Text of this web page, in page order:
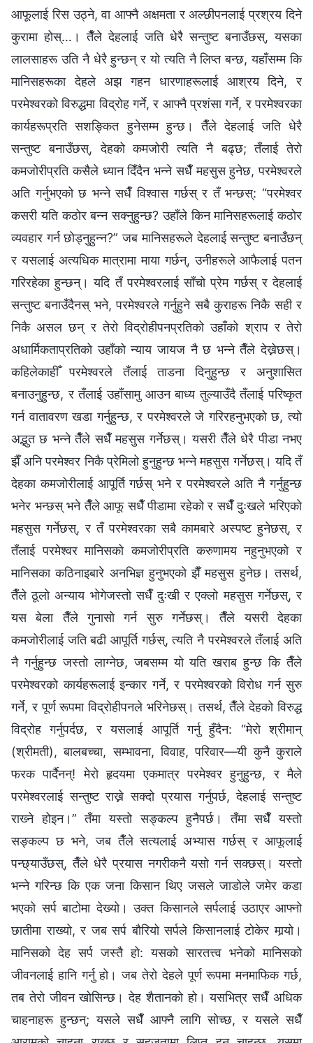
आफूलाई रिस उठ्ने, वा आफ्नै अक्षमता र अल्छीपनलाई प्रश्रय दिने
कुरामा होस्…। तैँले देहलाई जति धेरै सन्तुष्ट बनाउँछस्, यसका
लालसाहरू उति नै धेरै हुन्छन् र यो त्यति नै लिप्त बन्छ, यहाँसम्‍म कि
मानिसहरूका देहले अझ गहन धारणाहरूलाई आश्रय दिने, र
परमेश्‍वरको विरुद्धमा विद्रोह गर्ने, र आफ्नै प्रशंसा गर्ने, र परमेश्‍वरका
कार्यहरूप्रति सशङ्कित हुनेसम्‍म हुन्छ। तैँले देहलाई जति धेरै
सन्तुष्ट बनाउँछस्, देहको कमजोरी त्यति नै बढ्छ; तँलाई तेरो
कमजोरीप्रति कसैले ध्यान दिँदैन भन्‍ने सधैँ महसुस हुनेछ, परमेश्‍वरले
अति गर्नुभएको छ भन्‍ने सधैँ विश्‍वास गर्छस् र तँ भन्छस्: “परमेश्‍वर
कसरी यति कठोर बन्न सक्नुहुन्छ? उहाँले किन मानिसहरूलाई कठोर
व्यवहार गर्न छोड्नुहुन्न?” जब मानिसहरूले देहलाई सन्तुष्ट बनाउँछन्
र यसलाई अत्यधिक मात्रामा माया गर्छन्, उनीहरूले आफैलाई पतन
गरिरहेका हुन्छन्। यदि तँ परमेश्‍वरलाई साँचो प्रेम गर्छस् र देहलाई
सन्तुष्ट बनाउँदैनस् भने, परमेश्‍वरले गर्नुहुने सबै कुराहरू निकै सही र
निकै असल छन् र तेरो विद्रोहीपनप्रतिको उहाँको श्राप र तेरो
अधार्मिकताप्रतिको उहाँको न्याय जायज नै छ भन्ने तैँले देख्नेछस्।
कहिलेकाहीँ परमेश्‍वरले तँलाई ताडना दिनुहुन्छ र अनुशासित
बनाउनुहुन्छ, र तँलाई उहाँसामु आउन बाध्य तुल्याउँदै तँलाई परिष्कृत
गर्न वातावरण खडा गर्नुहुन्छ, र परमेश्‍वरले जे गरिरहनुभएको छ, त्यो
अद्भुत छ भन्ने तैँले सधैँ महसुस गर्नेछस्। यसरी तैँले धेरै पीडा नभए
झैँ अनि परमेश्‍वर निकै प्रेमिलो हुनुहुन्छ भन्ने महसुस गर्नेछस्। यदि तँ
देहका कमजोरीलाई आपूर्ति गर्छस् भने र परमेश्‍वरले अति नै गर्नुहुन्छ
भनेर भन्छस् भने तैँले आफू सधैँ पीडामा रहेको र सधैँ दुःखले भरिएको
महसुस गर्नेछस्, र तँ परमेश्‍वरका सबै कामबारे अस्पष्ट हुनेछस्, र
तँलाई परमेश्‍वर मानिसको कमजोरीप्रति करुणामय नहुनुभएको र
मानिसका कठिनाइबारे अनभिज्ञ हुनुभएको झैँ महसुस हुनेछ। तसर्थ,
तैँले ठूलो अन्याय भोगेजस्तो सधैँ दुःखी र एक्लो महसुस गर्नेछस्, र
यस बेला तैँले गुनासो गर्न सुरु गर्नेछस्। तैँले यसरी देहका
कमजोरीलाई जति बढी आपूर्ति गर्छस्, त्यति नै परमेश्‍वरले तँलाई अति
नै गर्नुहुन्छ जस्तो लाग्नेछ, जबसम्म यो यति खराब हुन्छ कि तैँले
परमेश्‍वरको कार्यहरूलाई इन्कार गर्ने, र परमेश्‍वरको विरोध गर्न सुरु
गर्ने, र पूर्ण रूपमा विद्रोहीपनले भरिनेछस्। तसर्थ, तैँले देहको विरुद्ध
विद्रोह गर्नुपर्दछ, र यसलाई आपूर्ति गर्नु हुँदैन: “मेरो श्रीमान्
(श्रीमती), बालबच्चा, सम्भावना, विवाह, परिवार—यी कुनै कुराले
फरक पार्दैनन्! मेरो हृदयमा एकमात्र परमेश्‍वर हुनुहुन्छ, र मैले
परमेश्‍वरलाई सन्तुष्ट राख्ने सक्दो प्रयास गर्नुपर्छ, देहलाई सन्तुष्ट
राख्‍ने होइन।” तँमा यस्तो सङ्कल्प हुनैपर्छ। तँमा सधैँ यस्तो
सङ्कल्प छ भने, जब तैँले सत्यलाई अभ्यास गर्छस् र आफूलाई
पन्छ्याउँछस्, तैँले धेरै प्रयास नगरीकनै यसो गर्न सक्छस्। यस्तो
भन्‍ने गरिन्छ कि एक जना किसान थिए जसले जाडोले जमेर कडा
भएको सर्प बाटोमा देख्यो। उक्त किसानले सर्पलाई उठाएर आफ्नो
छातीमा राख्यो, र जब सर्प बौरियो सर्पले किसानलाई टोकेर मार्‍यो।
मानिसको देह सर्प जस्तै हो: यसको सारतत्त्व भनेको मानिसको
जीवनलाई हानि गर्नु हो। जब तेरो देहले पूर्ण रूपमा मनमाफिक गर्छ,
तब तेरो जीवन खोसिन्छ। देह शैतानको हो। यसभित्र सधैँ अधिक
चाहनाहरू हुन्छन्; यसले सधैँ आफ्नै लागि सोच्छ, र यसले सधैँ